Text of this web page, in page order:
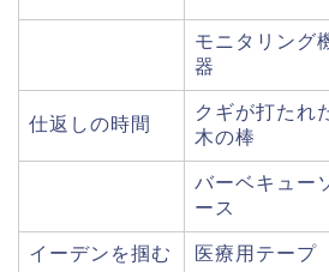
モニタリング
器
仕返しの時間
クギが打たれ
木の棒
バーベキュー
ース
イーデンを掴む 医療用テープ